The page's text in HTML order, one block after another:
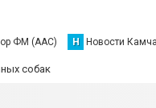
ФМ (AAC) Н Новости
собак